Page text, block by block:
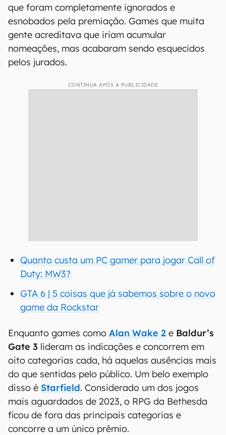
que foram completamente ignorados e
esnobados pela premiação. Games que muita
gente acreditava que iriam acumular
nomeações, mas acabaram sendo esquecidos
pelos jurados.
CONTINUA APÓS A PUBLICIDADE
Quanto custa um PC gamer para jogar Call of
Duty: MW3?
GTA 6 | 5 coisas que já sabemos sobre o novo
game da Rockstar
Enquanto games como Alan Wake 2 e Baldur’s
Gate 3 lideram as indicações e concorrem em
oito categorias cada, há aquelas ausências mais
do que sentidas pelo público. Um belo exemplo
disso é Starfield. Considerado um dos jogos
mais aguardados de 2023, o RPG da Bethesda
ficou de fora das principais categorias e
concorre a um único prêmio.